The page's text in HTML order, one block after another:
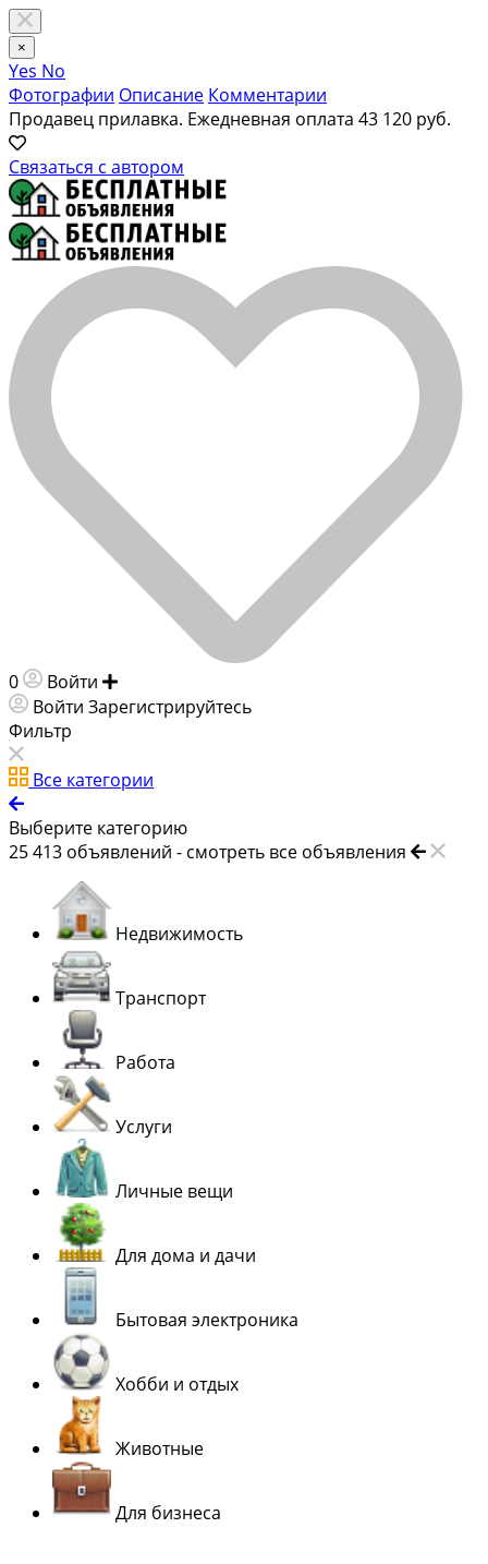
×
Yes No
Фотографии Описание Комментарии
Продавец прилавка. Ежедневная оплата 43 120 руб.
Связаться с автором
0 Войти
Войти Зарегистрируйтесь
Фильтр
Все категории
Выберите категорию
25 413 объявлений - смотреть все объявления
Недвижимость
Транспорт
Работа
Услуги
Личные вещи
Для дома и дачи
Бытовая электроника
Хобби и отдых
Животные
Для бизнеса